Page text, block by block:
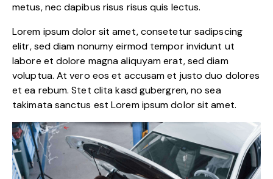
metus, nec dapibus risus risus quis lectus.
Lorem ipsum dolor sit amet, consetetur sadipscing
elitr, sed diam nonumy eirmod tempor invidunt ut
labore et dolore magna aliquyam erat, sed diam
voluptua. At vero eos et accusam et justo duo dolores
et ea rebum. Stet clita kasd gubergren, no sea
takimata sanctus est Lorem ipsum dolor sit amet.